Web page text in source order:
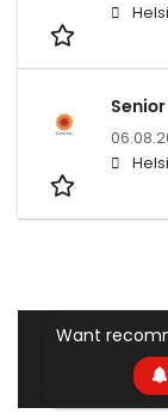
Want